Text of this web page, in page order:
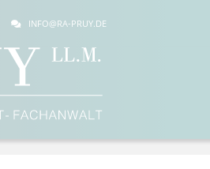
INFO@RA-PRUY.DE